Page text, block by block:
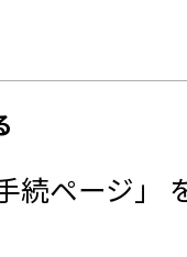
続ページ」